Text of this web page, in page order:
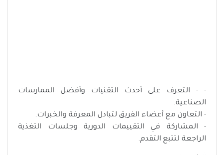
- - التعرف على أحدث التقنيات وأفضل الممارسات
الصناعية.
- التعاون مع أعضاء الفريق لتبادل المعرفة والخبرات.
- المشاركة في التقييمات الدورية وجلسات التغذية
الراجعة لتتبع التقدم.